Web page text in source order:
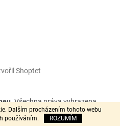
Dalším procházením tohoto webu
používáním.
ROZUMÍM
Shoptet
. Všechna práva vyhrazena.